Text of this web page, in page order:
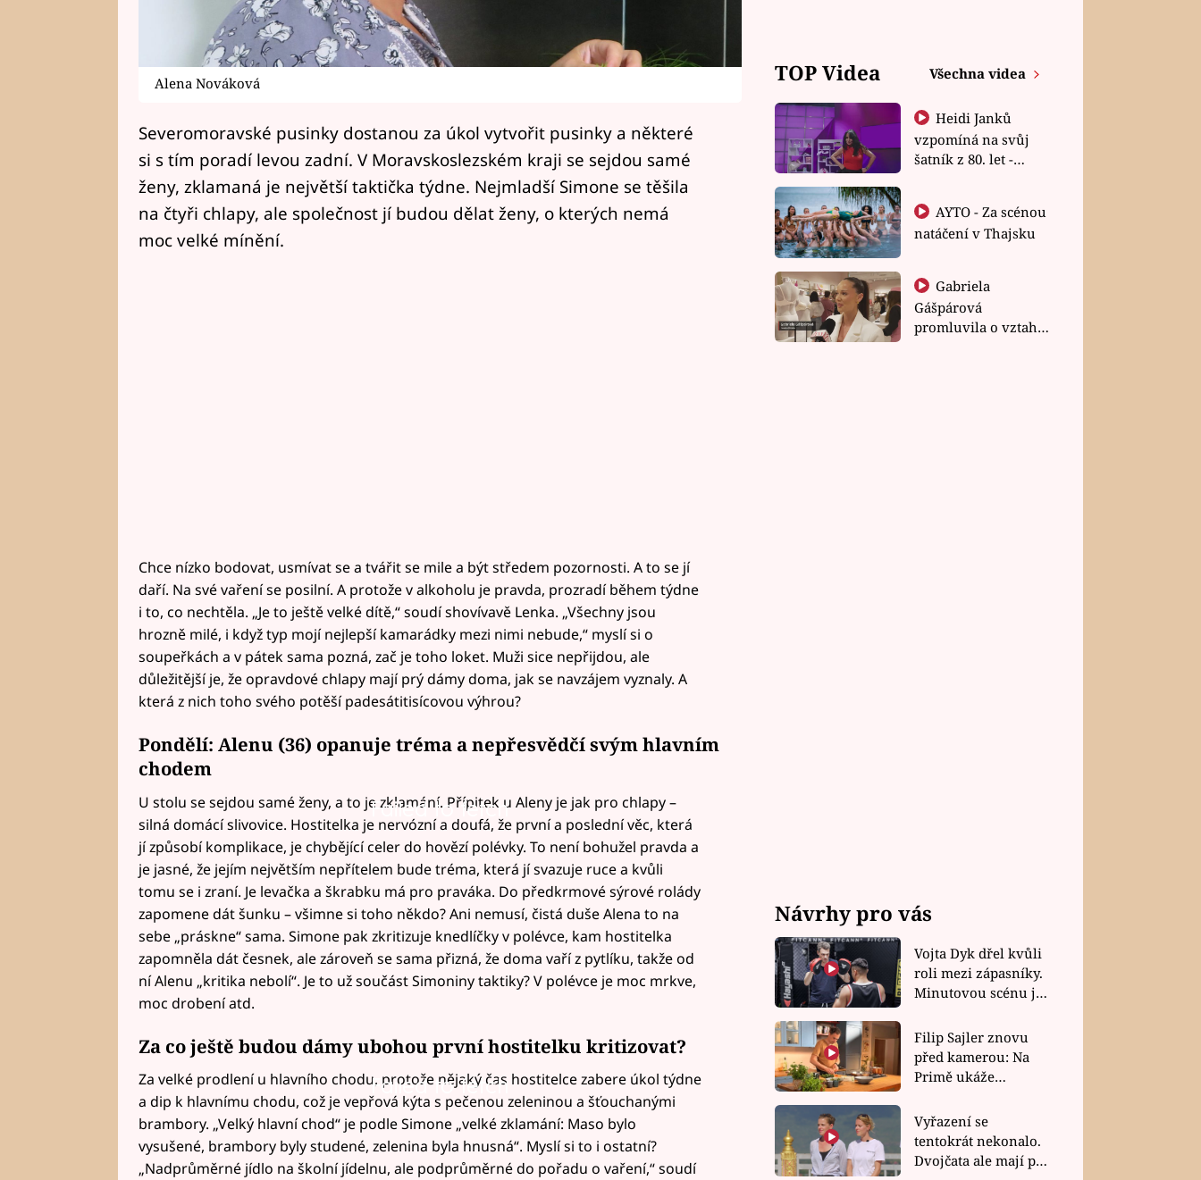
Alena Nováková
Severomoravské pusinky dostanou za úkol vytvořit pusinky a některé
si s tím poradí levou zadní. V Moravskoslezském kraji se sejdou samé
ženy, zklamaná je největší taktička týdne. Nejmladší Simone se těšila
na čtyři chlapy, ale společnost jí budou dělat ženy, o kterých nemá
moc velké mínění.
Chce nízko bodovat, usmívat se a tvářit se mile a být středem pozornosti. A to se jí
daří. Na své vaření se posilní. A protože v alkoholu je pravda, prozradí během týdne
i to, co nechtěla. „Je to ještě velké dítě,“ soudí shovívavě Lenka. „Všechny jsou
hrozně milé, i když typ mojí nejlepší kamarádky mezi nimi nebude,“ myslí si o
soupeřkách a v pátek sama pozná, zač je toho loket. Muži sice nepřijdou, ale
důležitější je, že opravdové chlapy mají prý dámy doma, jak se navzájem vyznaly. A
která z nich toho svého potěší padesátitisícovou výhrou?
Pondělí: Alenu (36) opanuje tréma a nepřesvědčí svým hlavním
chodem
Failed to fetch
U stolu se sejdou samé ženy, a to je zklamání. Přípitek u Aleny je jak pro chlapy –
silná domácí slivovice. Hostitelka je nervózní a doufá, že první a poslední věc, která
jí způsobí komplikace, je chybějící celer do hovězí polévky. To není bohužel pravda a
je jasné, že jejím největším nepřítelem bude tréma, která jí svazuje ruce a kvůli
tomu se i zraní. Je levačka a škrabku má pro praváka. Do předkrmové sýrové rolády
zapomene dát šunku – všimne si toho někdo? Ani nemusí, čistá duše Alena to na
sebe „práskne“ sama. Simone pak zkritizuje knedlíčky v polévce, kam hostitelka
zapomněla dát česnek, ale zároveň se sama přizná, že doma vaří z pytlíku, takže od
ní Alenu „kritika nebolí“. Je to už součást Simoniny taktiky? V polévce je moc mrkve,
moc drobení atd.
Za co ještě budou dámy ubohou první hostitelku kritizovat?
Failed to fetch
Za velké prodlení u hlavního chodu, protože nějaký čas hostitelce zabere úkol týdne
a dip k hlavnímu chodu, což je vepřová kýta s pečenou zeleninou a šťouchanými
brambory. „Velký hlavní chod“ je podle Simone „velké zklamání: Maso bylo
vysušené, brambory byly studené, zelenina byla hnusná“. Myslí si to i ostatní?
„Nadprůměrné jídlo na školní jídelnu, ale podprůměrné do pořadu o vaření,“ soudí
TOP Videa Všechna videa
Heidi Janků
vzpomíná na svůj
šatník z 80. let -
natáčení v Thajsku
Gabriela
Gášpárová
promluvila o vztahu
Návrhy pro vás
Vojta Dyk dřel kvůli
roli mezi zápasníky.
Minutovou scénu jel
Filip Sajler znovu
před kamerou: Na
Primě ukáže
rychlé recepty
Vyřazení se
tentokrát nekonalo.
Dvojčata ale mají po